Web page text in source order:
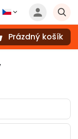
Prázdný košík